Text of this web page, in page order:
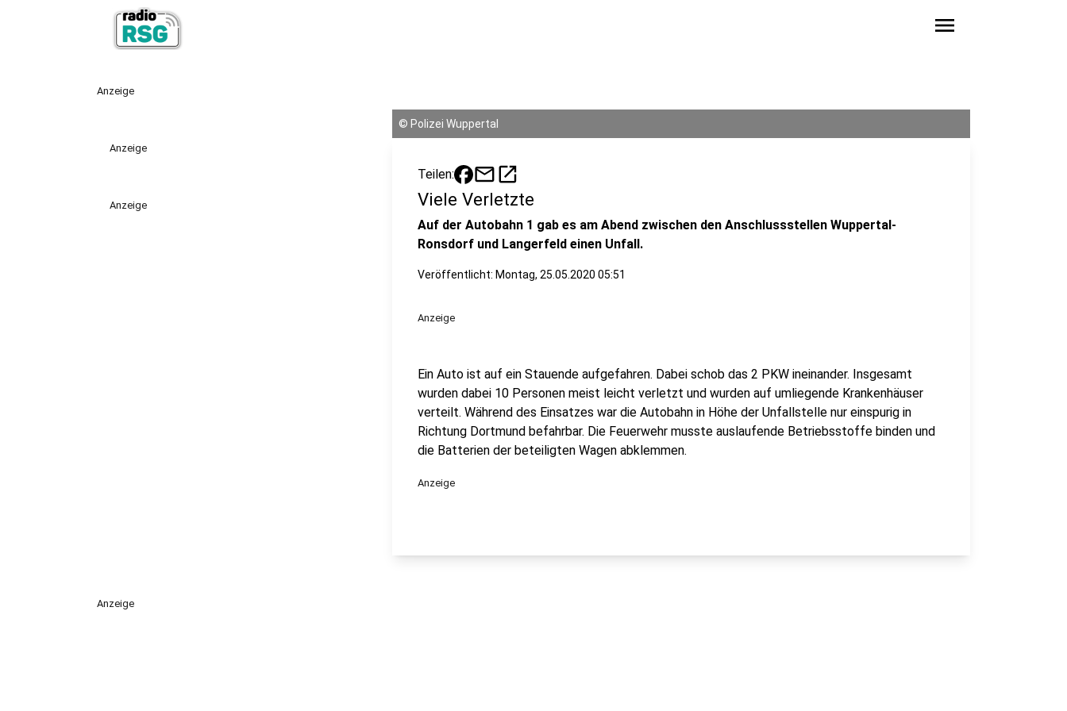
menu
Anzeige
Anzeige
Anzeige
© Polizei Wuppertal
Teilen: mailopen_in_new
Viele Verletzte
Auf der Autobahn 1 gab es am Abend zwischen den Anschlussstellen Wuppertal-
Ronsdorf und Langerfeld einen Unfall.
Veröffentlicht: Montag, 25.05.2020 05:51
Anzeige
Ein Auto ist auf ein Stauende aufgefahren. Dabei schob das 2 PKW ineinander. Insgesamt
wurden dabei 10 Personen meist leicht verletzt und wurden auf umliegende Krankenhäuser
verteilt. Während des Einsatzes war die Autobahn in Höhe der Unfallstelle nur einspurig in
Richtung Dortmund befahrbar. Die Feuerwehr musste auslaufende Betriebsstoffe binden und
die Batterien der beteiligten Wagen abklemmen.
Anzeige
Anzeige